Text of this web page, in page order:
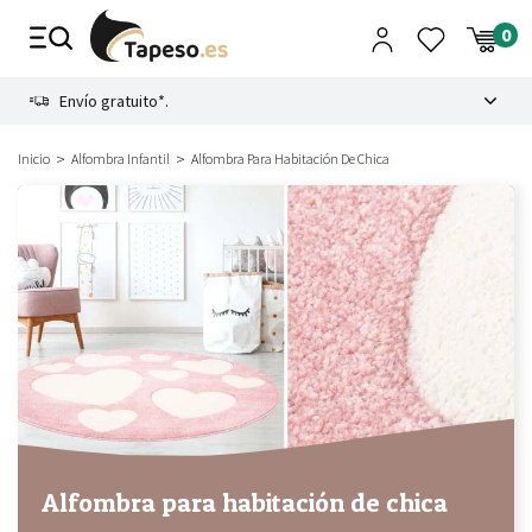
Envío gratuito*.
Inicio Alfombra Infantil Alfombra Para Habitación De Chica
Alfombra para habitación de chica